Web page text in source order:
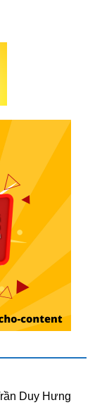
Duy Hưng